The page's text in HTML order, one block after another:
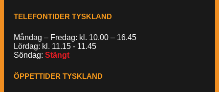
TELEFONTIDER TYSKLAND
Måndag – Fredag: kl. 10.00 – 16.45
Lördag: kl. 11.15 - 11.45
Söndag: Stängt
ÖPPETTIDER TYSKLAND